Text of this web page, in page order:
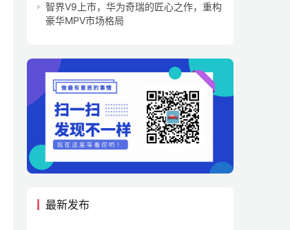
智界V9上市，华为奇瑞的匠心之作，重构
豪华MPV市场格局
最新发布